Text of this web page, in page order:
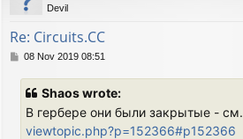
Devil
Re: Circuits.CC
P08 Nov 2019 08:51
Shaos wrote:
В гербере они были закрытые - см.
viewtopic.php?p=152366#p152366